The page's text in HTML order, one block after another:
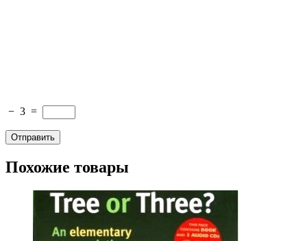
− 3 =
Похожие товары